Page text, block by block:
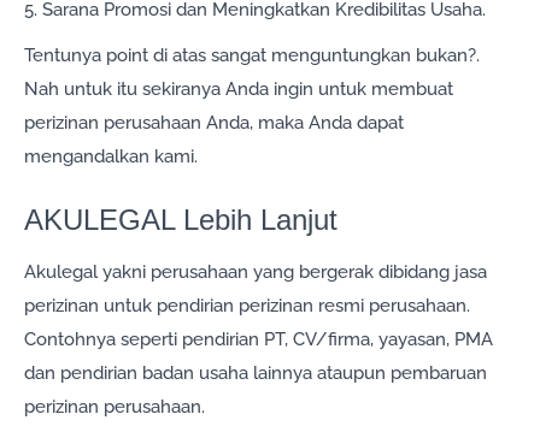
5. Sarana Promosi dan Meningkatkan Kredibilitas Usaha.
Tentunya point di atas sangat menguntungkan bukan?.
Nah untuk itu sekiranya Anda ingin untuk membuat
perizinan perusahaan Anda, maka Anda dapat
mengandalkan kami.
AKULEGAL Lebih Lanjut
Akulegal yakni perusahaan yang bergerak dibidang jasa
perizinan untuk pendirian perizinan resmi perusahaan.
Contohnya seperti pendirian PT, CV/firma, yayasan, PMA
dan pendirian badan usaha lainnya ataupun pembaruan
perizinan perusahaan.